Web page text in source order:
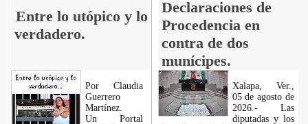
Entre lo utópico y lo
verdadero.
Declaraciones de
Procedencia en
contra de dos
munícipes.
Por Claudia
Guerrero
Martínez.
​Un Portal
Xalapa, Ver.,
05 de agosto de
2026.- Las
diputadas y los